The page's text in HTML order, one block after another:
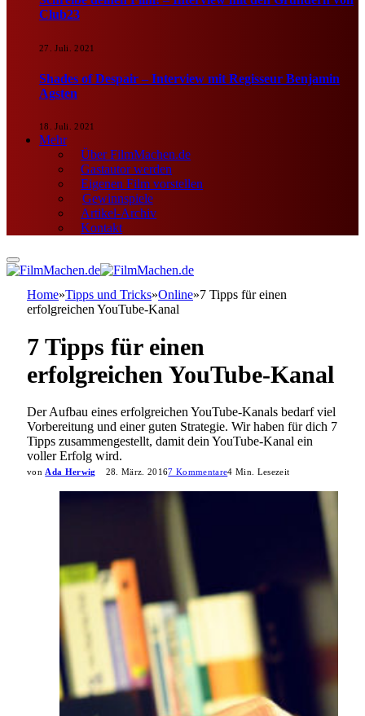
Club23
27. Juli. 2021
Shades of Despair – Interview mit Regisseur Benjamin
Agsten
18. Juli. 2021
Mehr
Über FilmMachen.de
Gastautor werden
Eigenen Film vorstellen
Gewinnspiele
Artikel-Archiv
Kontakt
Home»Tipps und Tricks»Online»7 Tipps für einen
erfolgreichen YouTube-Kanal
7 Tipps für einen
erfolgreichen YouTube-Kanal
Der Aufbau eines erfolgreichen YouTube-Kanals bedarf viel
Vorbereitung und einer guten Strategie. Wir haben für dich 7
Tipps zusammengestellt, damit dein YouTube-Kanal ein
voller Erfolg wird.
von Ada Herwig 28. März. 20167 Kommentare4 Min. Lesezeit